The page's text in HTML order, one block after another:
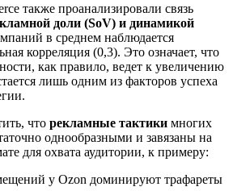
также проанализировали связь
доли (SoV) и динамикой
в среднем наблюдается
корреляция (0,3). Это означает, что
как правило, ведет к увеличению
лишь одним из факторов успеха
что рекламные тактики многих
однообразными и завязаны на
для охвата аудитории, к примеру:
у Ozon доминируют трафареты